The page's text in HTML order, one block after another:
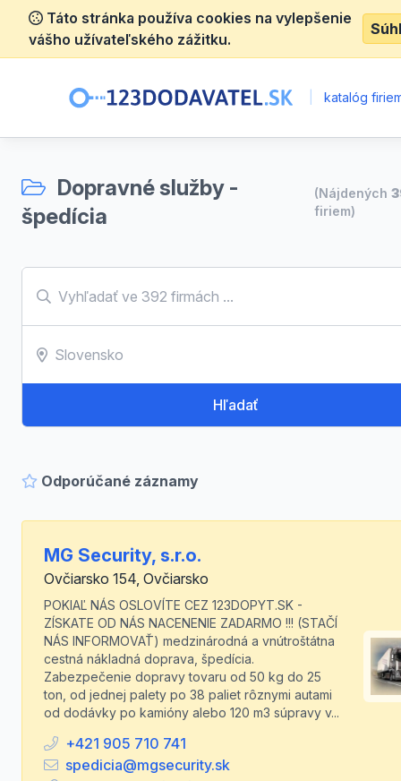
Táto stránka používa cookies na vylepšenie
vášho užívateľského zážitku.
katalóg
Dopravné služby -
špedícia
(Nájdených
firiem)
Hľadať
Odporúčané záznamy
MG Security, s.r.o.
Ovčiarsko 154, Ovčiarsko
POKIAĽ NÁS OSLOVÍTE CEZ 123DOPYT.SK -
ZÍSKATE OD NÁS NACENENIE ZADARMO !!! (STAČÍ
NÁS INFORMOVAŤ) medzinárodná a vnútroštátna
cestná nákladná doprava, špedícia.
Zabezpečenie dopravy tovaru od 50 kg do 25
ton, od jednej palety po 38 paliet rôznymi autami
od dodávky po kamióny alebo 120 m3 súpravy v...
+421 905 710 741
spedicia@mgsecurity.sk